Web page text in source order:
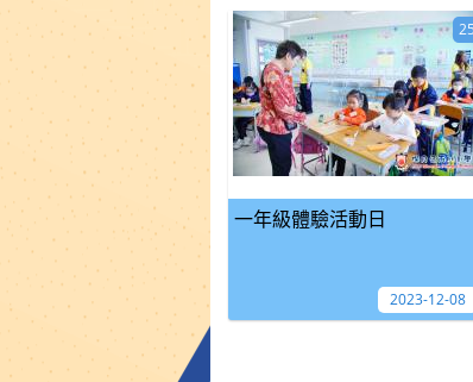
一年級體驗活動日
25
2023-12-08